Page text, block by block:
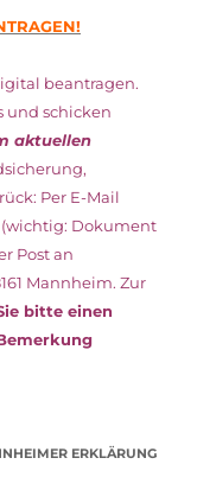
beantragen.
und schicken
aktuellen
Per E-Mail
(wichtig: Dokument
Post an
Mannheim. Zur
bitte einen
ERKLÄRUNG